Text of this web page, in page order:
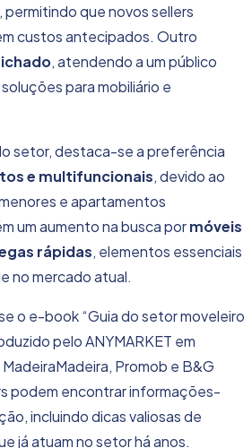
, permitindo que novos sellers
custos antecipados. Outro
, atendendo a um público
para mobiliário e
setor, destaca-se a preferência
e multifuncionais, devido ao
e apartamentos
um aumento na busca pormóveis
rápidas, elementos essenciais
no mercado atual.
o e-book “Guia do setor moveleiro
pelo ANYMARKET em
Promob e B&G
podem encontrar informações-
, incluindo dicas valiosas de
já atuam no setor há anos.